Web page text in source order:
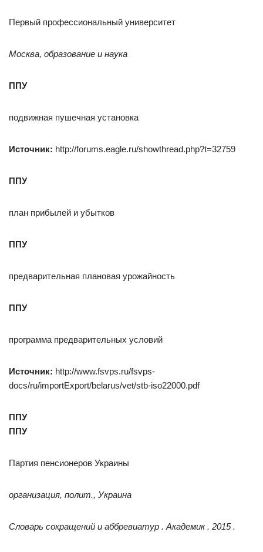
Первый профессиональный университет
Москва, образование и наука
ППУ
подвижная пушечная установка
Источник: http://forums.eagle.ru/showthread.php?t=32759
ППУ
план прибылей и убытков
ППУ
предварительная плановая урожайность
ППУ
программа предварительных условий
Источник: http://www.fsvps.ru/fsvps-
docs/ru/importExport/belarus/vet/stb-iso22000.pdf
ППУ
ППУ
Партия пенсионеров Украины
организация, полит., Украина
Словарь сокращений и аббревиатур . Академик . 2015 .